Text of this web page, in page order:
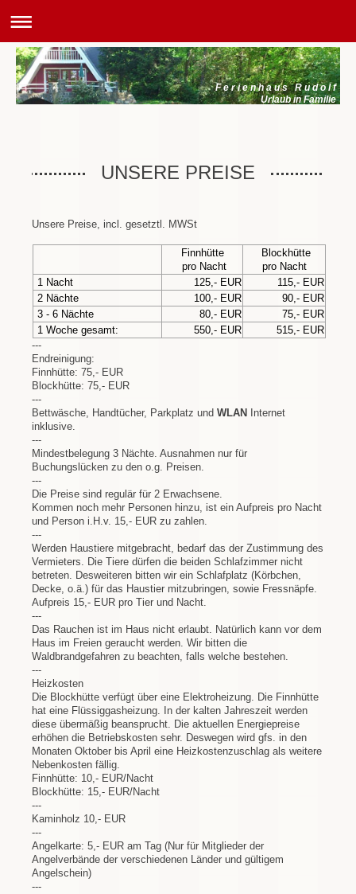
F e r i e n h a u s R u d o l f
Urlaub in Familie
UNSERE PREISE
Unsere Preise, incl. gesetztl. MWSt
Finnhütte
pro Nacht
Blockhütte
pro Nacht
1 Nacht
125,- EUR
115,- EUR
2 Nächte
100,- EUR
90,- EUR
3 - 6 Nächte
80,- EUR
75,- EUR
1 Woche gesamt:
550,- EUR
515,- EUR
---
Endreinigung:
Finnhütte: 75,- EUR
Blockhütte: 75,- EUR
---
Bettwäsche, Handtücher, Parkplatz undWLAN
Internet
inklusive.
---
Mindestbelegung 3 Nächte. Ausnahmen nur für
Buchungslücken zu den o.g. Preisen.
---
Die Preise sind regulär für 2 Erwachsene.
Kommen noch mehr Personen hinzu, ist ein Aufpreis pro Nacht
und Person i.H.v. 15,- EUR zu zahlen.
---
Werden Haustiere mitgebracht, bedarf das der Zustimmung des
Vermieters. Die Tiere dürfen die beiden Schlafzimmer nicht
betreten. Desweiteren bitten wir ein Schlafplatz (Körbchen,
Decke, o.ä.) für das Haustier mitzubringen, sowie Fressnäpfe.
Aufpreis 15,- EUR pro Tier und Nacht.
---
Das Rauchen ist im Haus nicht erlaubt. Natürlich kann vor dem
Haus im Freien geraucht werden. Wir bitten die
Waldbrandgefahren zu beachten, falls welche bestehen.
---
Heizkosten
Die Blockhütte verfügt über eine Elektroheizung. Die Finnhütte
hat eine Flüssiggasheizung. In der kalten Jahreszeit werden
diese übermäßig beansprucht. Die aktuellen Energiepreise
erhöhen die Betriebskosten sehr. Deswegen wird gfs. in den
Monaten Oktober bis April eine Heizkostenzuschlag als weitere
Nebenkosten fällig.
Finnhütte: 10,- EUR/Nacht
Blockhütte: 15,- EUR/Nacht
---
Kaminholz 10,- EUR
---
Angelkarte: 5,- EUR am Tag (Nur für Mitglieder der
Angelverbände der verschiedenen Länder und gültigem
Angelschein)
---